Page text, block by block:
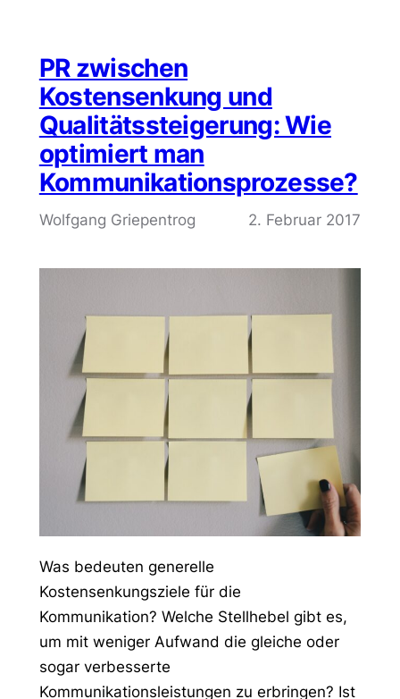
PR zwischen
Kostensenkung und
Qualitätssteigerung: Wie
optimiert man
Kommunikationsprozesse?
Wolfgang Griepentrog 2. Februar 2017
Was bedeuten generelle
Kostensenkungsziele für die
Kommunikation? Welche Stellhebel gibt es,
um mit weniger Aufwand die gleiche oder
sogar verbesserte
Kommunikationsleistungen zu erbringen? Ist